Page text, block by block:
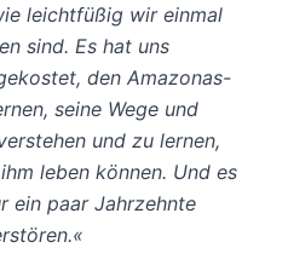
leichtfüßig wir einmal
sind. Es hat uns
den Amazonas-
seine Wege und
und zu lernen,
leben können. Und es
ein paar Jahrzehnte